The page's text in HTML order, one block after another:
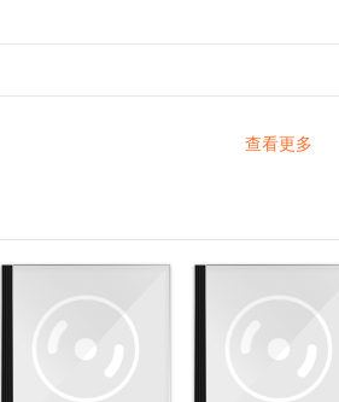
查看更多